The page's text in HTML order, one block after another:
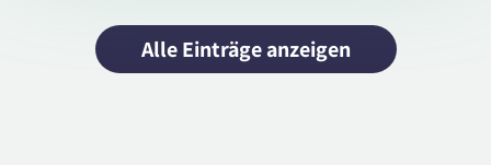
Alle Einträge anzeigen